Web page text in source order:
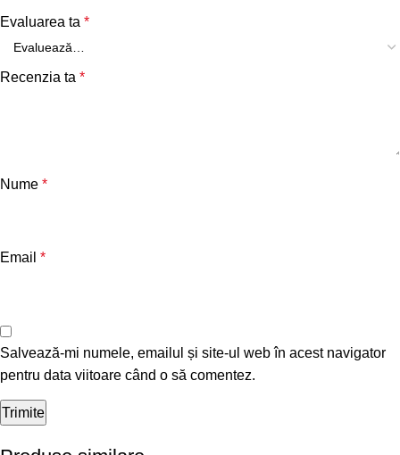
Evaluarea ta *
Recenzia ta *
Nume *
Email *
Salvează-mi numele, emailul și site-ul web în acest navigator
pentru data viitoare când o să comentez.